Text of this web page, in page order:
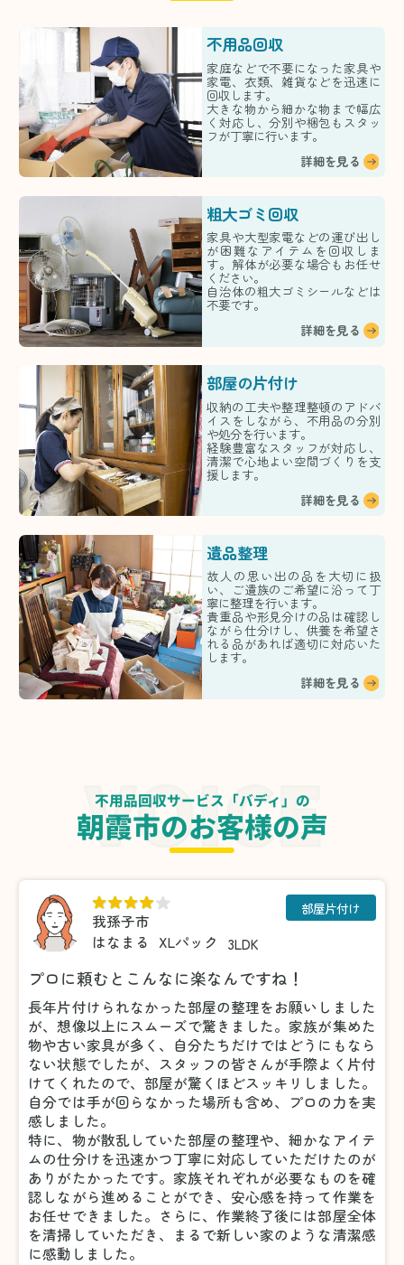
不用品回収
家庭などで不要になった家具や
家電、衣類、雑貨などを迅速に
回収します。
大きな物から細かな物まで幅広
く対応し、分別や梱包もスタッ
フが丁寧に行います。
詳細を見る
粗大ゴミ回収
家具や大型家電などの運び出し
が困難なアイテムを回収しま
す。解体が必要な場合もお任せ
ください。
自治体の粗大ゴミシールなどは
不要です。
詳細を見る
部屋の片付け
収納の工夫や整理整頓のアドバ
イスをしながら、不用品の分別
や処分を行います。
経験豊富なスタッフが対応し、
清潔で心地よい空間づくりを支
援します。
詳細を見る
遺品整理
故人の思い出の品を大切に扱
い、ご遺族のご希望に沿って丁
寧に整理を行います。
貴重品や形見分けの品は確認し
ながら仕分けし、供養を希望さ
れる品があれば適切に対応いた
します。
詳細を見る
不用品回収サービス「バディ」の
朝霞市のお客様の声
我孫子市
はなまる
XLパック 3LDK
部屋片付け
プロに頼むとこんなに楽なんですね！
長年片付けられなかった部屋の整理をお願いしました
が、想像以上にスムーズで驚きました。家族が集めた
物や古い家具が多く、自分たちだけではどうにもなら
ない状態でしたが、スタッフの皆さんが手際よく片付
けてくれたので、部屋が驚くほどスッキリしました。
自分では手が回らなかった場所も含め、プロの力を実
感しました。
特に、物が散乱していた部屋の整理や、細かなアイテ
ムの仕分けを迅速かつ丁寧に対応していただけたのが
ありがたかったです。家族それぞれが必要なものを確
認しながら進めることができ、安心感を持って作業を
お任せできました。さらに、作業終了後には部屋全体
を清掃していただき、まるで新しい家のような清潔感
に感動しました。